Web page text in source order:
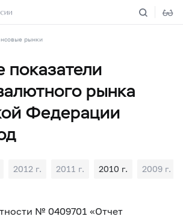
рынки
рынка
Федерации
2012 г. 2011 г. 2010 г. 2009 г.
№ 0409701 «Отчет